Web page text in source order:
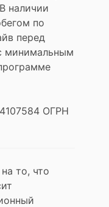
наличии
по
перед
минимальным
ОГРН
то, что